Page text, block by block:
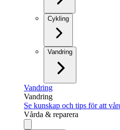
Cykling
Vandring
Vandring
Vandring
Se kunskap och tips för att
Vårda & reparera